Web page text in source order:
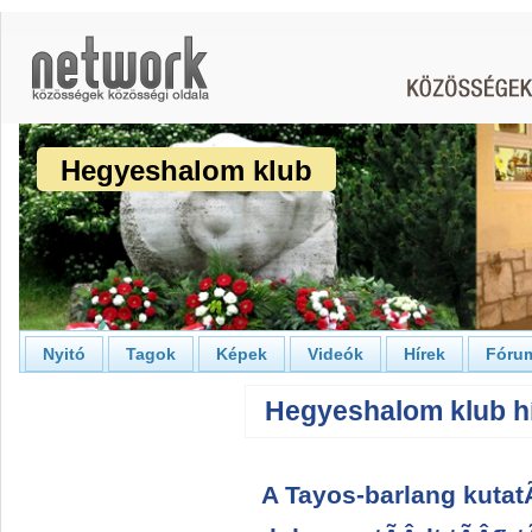
Hegyeshalom klub
Nyitó Tagok Képek Videók Hírek
Hegyeshalom klub
A Tayos-barlang